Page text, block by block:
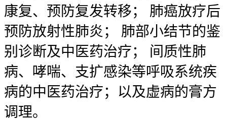
康复、预防复发转移； 肺癌放疗后
预防放射性肺炎； 肺部小结节的鉴
别诊断及中医药治疗； 间质性肺
病、哮喘、支扩感染等呼吸系统疾
病的中医药治疗；以及虚病的膏方
调理。